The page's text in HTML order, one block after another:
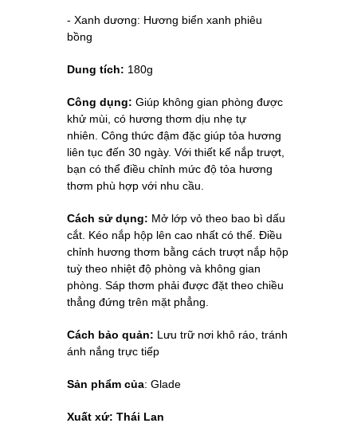
- Xanh dương: Hương biển xanh phiêu
bồng
Dung tích: 180g
Công dụng: Giúp không gian phòng được
khử mùi, có hương thơm dịu nhẹ tự
nhiên. Công thức đậm đặc giúp tỏa hương
liên tục đến 30 ngày. Với thiết kế nắp trượt,
bạn có thể điều chỉnh mức độ tỏa hương
thơm phù hợp với nhu cầu.
Cách sử dụng: Mở lớp vỏ theo bao bì dấu
cắt. Kéo nắp hộp lên cao nhất có thể. Điều
chỉnh hương thơm bằng cách trượt nắp hộp
tuỳ theo nhiệt độ phòng và không gian
phòng. Sáp thơm phải được đặt theo chiều
thẳng đứng trên mặt phẳng.
Cách bảo quản: Lưu trữ nơi khô ráo, tránh
ánh nắng trực tiếp
Sản phẩm của: Glade
Xuất xứ: Thái Lan